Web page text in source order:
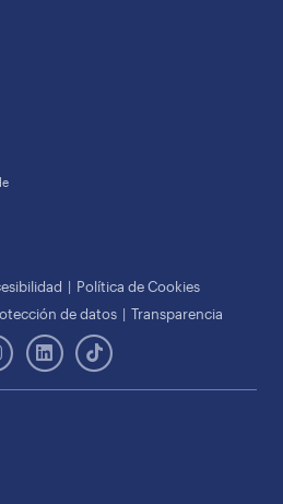
Política de Cookies
de datos Transparencia